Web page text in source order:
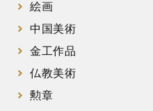
絵画
中国美術
金工作品
仏教美術
勲章